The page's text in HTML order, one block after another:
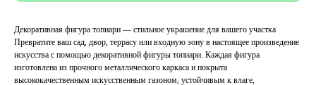
Декоративная фигура топиари — стильное украшение для вашего участка
Превратите ваш сад, двор, террасу или входную зону в настоящее произведение
искусства с помощью декоративной фигуры топиари. Каждая фигура
изготовлена из прочного металлического каркаса и покрыта
высококачественным искусственным газоном, устойчивым к влаге,